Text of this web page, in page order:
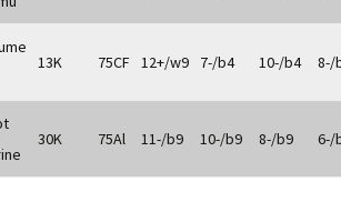
13K 75CF 12+/w9 7-/b4 10-/b4 8-/
30K 75Al 11-/b9 10-/b9 8-/b9 6-/